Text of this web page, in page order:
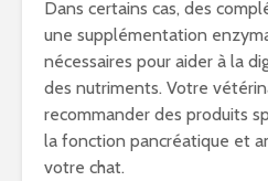
Dans certains cas, des
une supplémentation
nécessaires pour aider à la
des nutriments. Votre
recommander des produits
la fonction pancréatique et
votre chat.